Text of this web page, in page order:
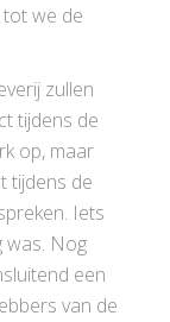
we de
zullen
tijdens de
op, maar
tijdens de
Iets
was. Nog
een
van de